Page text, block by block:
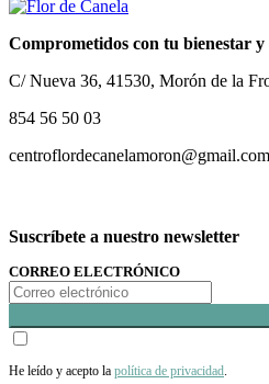
Comprometidos con tu bienestar y
C/ Nueva 36, 41530, Morón de la
854 56 50 03
centroflordecanelamoron@gmail.com
Suscríbete a nuestro newsletter
CORREO ELECTRÓNICO
He leído y acepto la política de privacidad